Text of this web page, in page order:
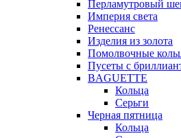
Перламутровый
Империя света
Ренессанс
Изделия из золота
Помолвочные
Пусеты с
BAGUETTE
Кольца
Серьги
Черная пятница
Кольца